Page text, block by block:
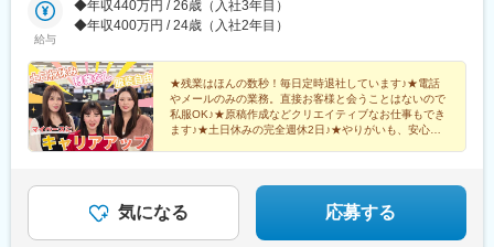
給与
◆年収440万円 / 26歳（入社3年目）
◆年収400万円 / 24歳（入社2年目）
★残業はほんの数秒！毎日定時退社しています♪★電話
やメールのみの業務。直接お客様と会うことはないので
私服OK♪★原稿作成などクリエイティブなお仕事もでき
ます♪★土日休みの完全週休2日♪★やりがいも、安心し
気になる 応募する